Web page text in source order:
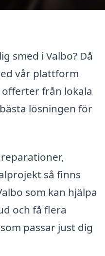
smed i Valbo? Då
vår plattform
från lokala
lösningen för
så finns
som kan hjälpa
och få flera
passar just dig